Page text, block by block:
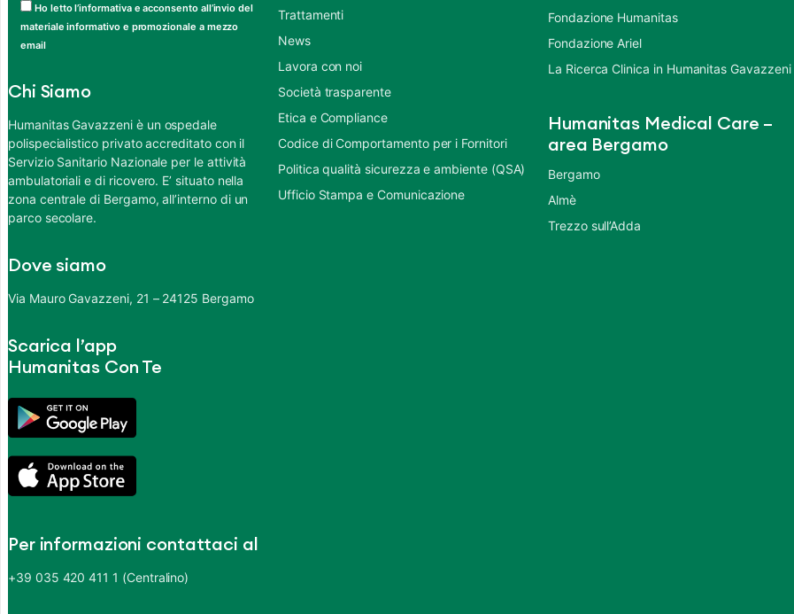
Ho letto l’informativa e acconsento all’invio del
materiale informativo e promozionale a mezzo
email
Chi Siamo
Humanitas Gavazzeni è un ospedale
polispecialistico privato accreditato con il
Servizio Sanitario Nazionale per le attività
ambulatoriali e di ricovero. E’ situato nella
zona centrale di Bergamo, all’interno di un
parco secolare.
Dove siamo
Via Mauro Gavazzeni, 21 – 24125 Bergamo
Scarica l’app
Humanitas Con Te
Per informazioni contattaci al
+39 035 420 411 1 (Centralino)
Trattamenti
News
Lavora con noi
Società trasparente
Etica e Compliance
Codice di Comportamento per i Fornitori
Politica qualità sicurezza e ambiente (QSA)
Ufficio Stampa e Comunicazione
Fondazione Humanitas
Fondazione Ariel
La Ricerca Clinica in Humanitas Gavazzeni
Humanitas Medical Care –
area Bergamo
Bergamo
Almè
Trezzo sull’Adda